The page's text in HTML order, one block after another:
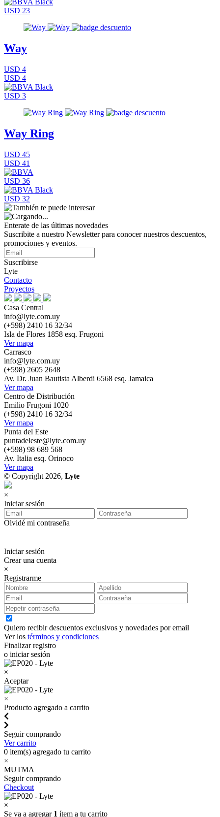
USD 23
Way
USD 4
USD 4
USD 3
Way Ring
USD 45
USD 41
USD 36
USD 32
Enterate de las últimas novedades
Suscribite a nuestro Newsletter para conocer nuestros descuentos,
promociones y eventos.
Suscribirse
Lyte
Contacto
Proyectos
Casa Central
info@lyte.com.uy
(+598) 2410 16 32/34
Isla de Flores 1858 esq. Frugoni
Ver mapa
Carrasco
info@lyte.com.uy
(+598) 2605 2648
Av. Dr. Juan Bautista Alberdi 6568 esq. Jamaica
Ver mapa
Centro de Distribución
Emilio Frugoni 1020
(+598) 2410 16 32/34
Ver mapa
Punta del Este
puntadeleste@lyte.com.uy
(+598) 98 689 568
Av. Italia esq. Orinoco
Ver mapa
© Copyright 2026, Lyte
×
Iniciar sesión
Olvidé mi contraseña
Iniciar sesión
Crear una cuenta
×
Registrarme
Quiero recibir descuentos exclusivos y novedades por email
Ver los términos y condiciones
Finalizar registro
o iniciar sesión
×
Aceptar
×
Producto agregado a carrito
Seguir comprando
Ver carrito
0 item(s) agregado tu carrito
×
MUTMA
Seguir comprando
Checkout
×
Se va a agregar 1 ítem a tu carrito